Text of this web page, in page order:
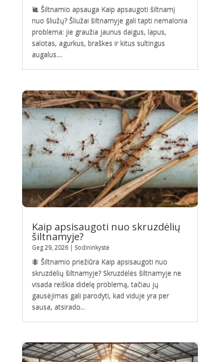
🐌 Šiltnamio apsauga Kaip apsaugoti šiltnamį
nuo šliužų? Šliužai šiltnamyje gali tapti nemalonia
problema: jie graužia jaunus daigus, lapus,
salotas, agurkus, braškes ir kitus sultingus
augalus....
Kaip apsisaugoti nuo skruzdėlių
šiltnamyje?
Geg 29, 2026| Sodininkystė
🐜 Šiltnamio priežiūra Kaip apsisaugoti nuo
skruzdėlių šiltnamyje? Skruzdėlės šiltnamyje ne
visada reiškia didelę problemą, tačiau jų
gausėjimas gali parodyti, kad viduje yra per
sausa, atsirado...